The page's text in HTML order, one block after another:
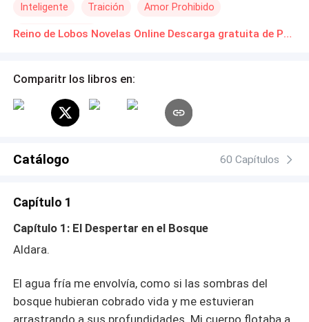
prohibida, Ragnar debe luchar contra su atracción por
ella, convencido de que solo es una humana perdida.
pasado y poderes ocultos. Mientras ella descubre la
esposo vampiro, Valerian, trama un oscuro plan para
asesinarla y tomar su poder. Aldara debe enfrentar su
amor prohibido y la traición amenazan con desatar una
Inteligente Traición Amor Prohibido
Giro Argumental Reino de Lobos Novelas Online Descarga gratuita de PDF
Comparitr los libros en:
Catálogo 60 Capítulos
Capítulo 1
Capítulo 1: El Despertar en el Bosque
Aldara.
El agua fría me envolvía, como si las sombras del
bosque hubieran cobrado vida y me estuvieran